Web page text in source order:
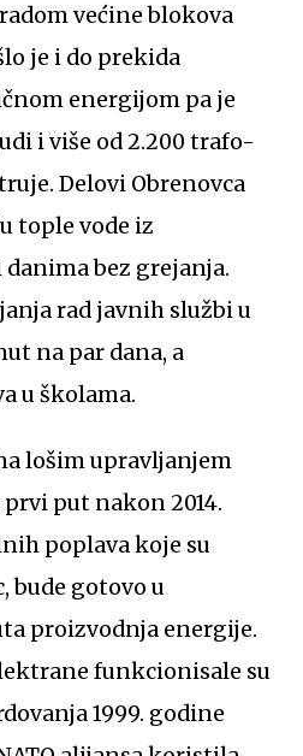
većine blokova
je i do prekida
energijom pa je
i više od 2.200 trafo-
Delovi Obrenovca
tople vode iz
bez grejanja.
rad javnih službi u
na par dana, a
u školama.
lošim upravljanjem
put nakon 2014.
poplava koje su
bude gotovo u
proizvodnja energije.
funkcionisale su
1999. godine